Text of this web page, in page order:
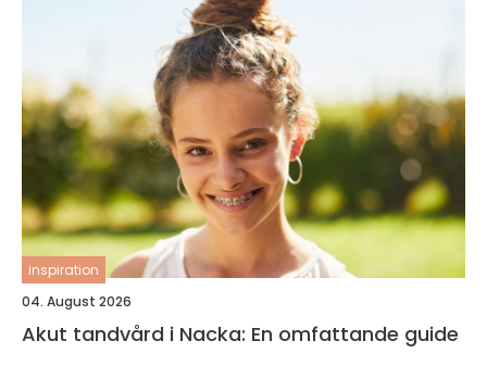
inspiration
04. August 2026
Akut tandvård i Nacka: En omfattande guide